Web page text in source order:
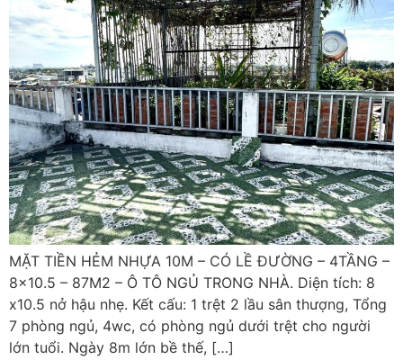
MẶT TIỀN HẺM NHỰA 10M – CÓ LỀ ĐƯỜNG – 4TẦNG –
8×10.5 – 87M2 – Ô TÔ NGỦ TRONG NHÀ. Diện tích: 8
x10.5 nở hậu nhẹ. Kết cấu: 1 trệt 2 lầu sân thượng, Tổng
7 phòng ngủ, 4wc, có phòng ngủ dưới trệt cho người
lớn tuổi. Ngày 8m lớn bề thế, […]